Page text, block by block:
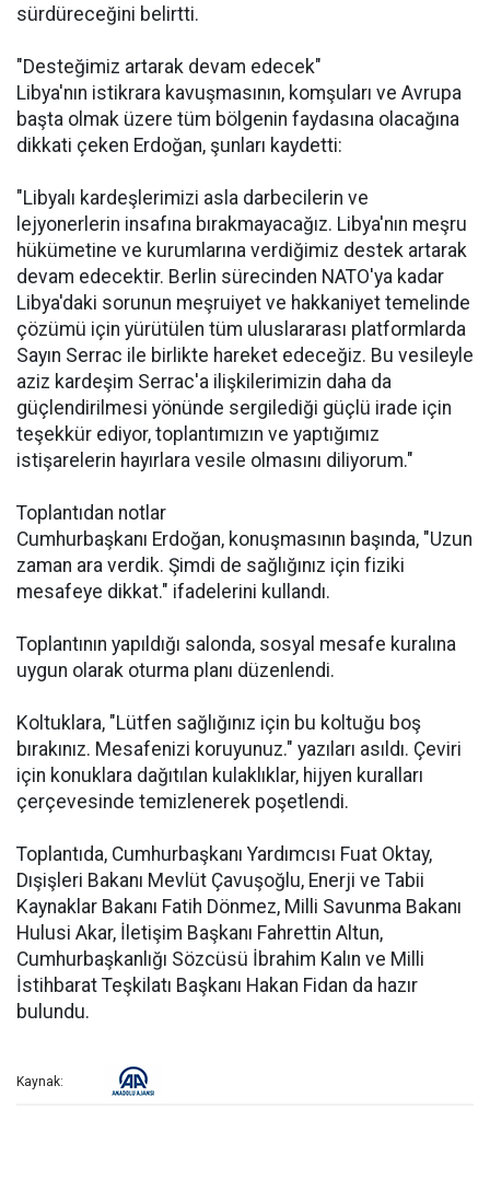
sürdüreceğini belirtti.
"Desteğimiz artarak devam edecek"
Libya'nın istikrara kavuşmasının, komşuları ve Avrupa
başta olmak üzere tüm bölgenin faydasına olacağına
dikkati çeken Erdoğan, şunları kaydetti:
"Libyalı kardeşlerimizi asla darbecilerin ve
lejyonerlerin insafına bırakmayacağız. Libya'nın meşru
hükümetine ve kurumlarına verdiğimiz destek artarak
devam edecektir. Berlin sürecinden NATO'ya kadar
Libya'daki sorunun meşruiyet ve hakkaniyet temelinde
çözümü için yürütülen tüm uluslararası platformlarda
Sayın Serrac ile birlikte hareket edeceğiz. Bu vesileyle
aziz kardeşim Serrac'a ilişkilerimizin daha da
güçlendirilmesi yönünde sergilediği güçlü irade için
teşekkür ediyor, toplantımızın ve yaptığımız
istişarelerin hayırlara vesile olmasını diliyorum."
Toplantıdan notlar
Cumhurbaşkanı Erdoğan, konuşmasının başında, "Uzun
zaman ara verdik. Şimdi de sağlığınız için fiziki
mesafeye dikkat." ifadelerini kullandı.
Toplantının yapıldığı salonda, sosyal mesafe kuralına
uygun olarak oturma planı düzenlendi.
Koltuklara, "Lütfen sağlığınız için bu koltuğu boş
bırakınız. Mesafenizi koruyunuz." yazıları asıldı. Çeviri
için konuklara dağıtılan kulaklıklar, hijyen kuralları
çerçevesinde temizlenerek poşetlendi.
Toplantıda, Cumhurbaşkanı Yardımcısı Fuat Oktay,
Dışişleri Bakanı Mevlüt Çavuşoğlu, Enerji ve Tabii
Kaynaklar Bakanı Fatih Dönmez, Milli Savunma Bakanı
Hulusi Akar, İletişim Başkanı Fahrettin Altun,
Cumhurbaşkanlığı Sözcüsü İbrahim Kalın ve Milli
İstihbarat Teşkilatı Başkanı Hakan Fidan da hazır
bulundu.
Kaynak: